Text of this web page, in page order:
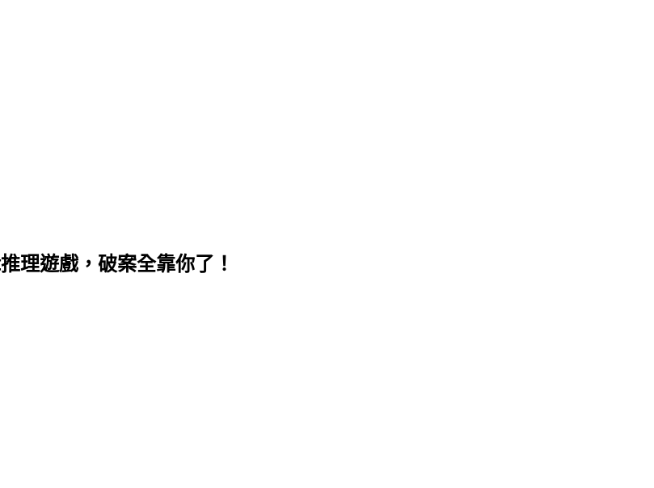
理遊戲，破案全靠你了！